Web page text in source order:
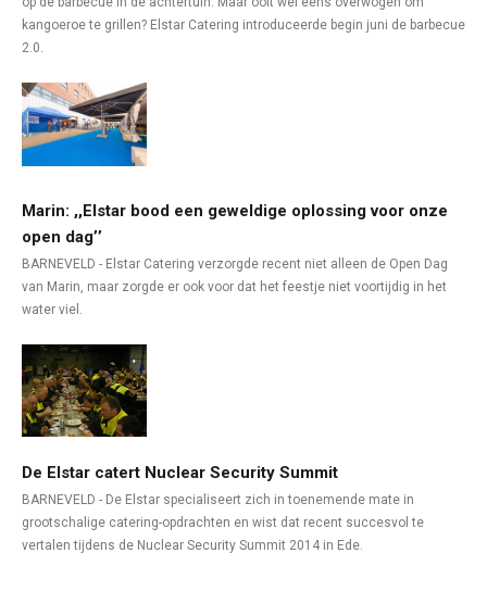
kangoeroe te grillen? Elstar Catering introduceerde begin juni de barbecue
2.0.
Marin: ,,Elstar bood een geweldige oplossing voor onze
open dag’’
BARNEVELD - Elstar Catering verzorgde recent niet alleen de Open Dag
van Marin, maar zorgde er ook voor dat het feestje niet voortijdig in het
water viel.
De Elstar catert Nuclear Security Summit
BARNEVELD - De Elstar specialiseert zich in toenemende mate in
grootschalige catering-opdrachten en wist dat recent succesvol te
vertalen tijdens de Nuclear Security Summit 2014 in Ede.